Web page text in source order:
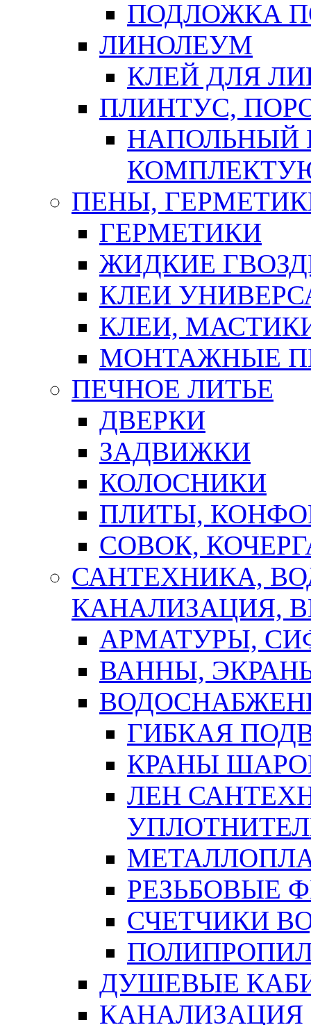
ПОДЛОЖКА
ЛИНОЛЕУМ
КЛЕЙ ДЛЯ
ПЛИНТУС,
НАПОЛЬНЫЙ
ПЕНЫ,
ГЕРМЕТИКИ
ЖИДКИЕ
КЛЕИ
КЛЕИ,
МОНТАЖНЫЕ
ПЕЧНОЕ ЛИТЬЕ
ДВЕРКИ
ЗАДВИЖКИ
КОЛОСНИКИ
ПЛИТЫ,
СОВОК,
САНТЕХНИКА,
КАНАЛИЗАЦИЯ,
АРМАТУРЫ,
ВАННЫ,
ГИБКАЯ
КРАНЫ
ЛЕН
РЕЗЬБОВЫЕ
СЧЕТЧИКИ
ДУШЕВЫЕ
КАНАЛИЗАЦИЯ